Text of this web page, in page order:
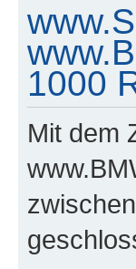
1000
Mit dem